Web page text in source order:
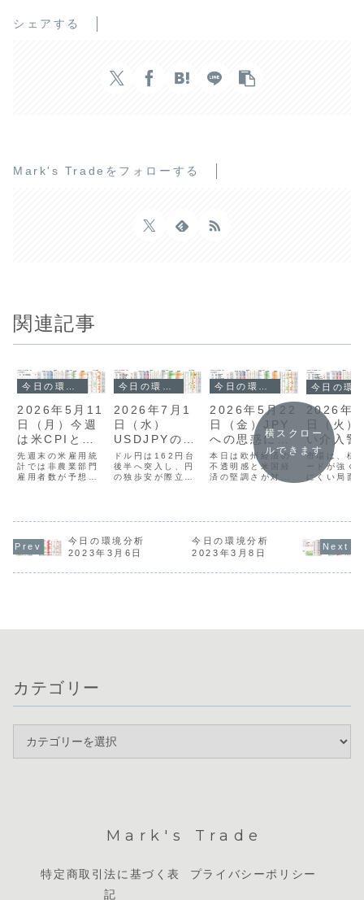
シェアする
Mark's Tradeをフォローする
関連記事
今日の環境分析
2026年5月11
日（月）今週
は米CPIと中
東情勢に警
戒！
先週末の米雇用統
計では非農業部門
雇用者数が予想を
た。米ドル円は
156円台で一進一
の市場は「窓開
2026年7月1
日（水）
USDJPYの上
値に警戒！
ドル円は162円台
後半へ突入し、円
の独歩安が際立つ
観や米ISM製造業
景況指数に加え、
の各国総裁発言と
2026年5月22
日（金）JPY
への思惑に警
戒？
本日は欧州経済の
不透明感と米国経
済の堅調さが対照
く、EURが弱い構
図が鮮明です。通
USD・JPYの買
2026年
日（火）
い介入警
様子見？
市場は、様
ードが強く
にくい局面
ティリティ
しており、
GBPが強く
横スクロー
ルできます
今日の環境分析
2023年3月6日
今日の環境分析
2023年3月8日
カテゴリー
Mark's Trade
特定商取引法に基づく表
記
プライバシーポリシー